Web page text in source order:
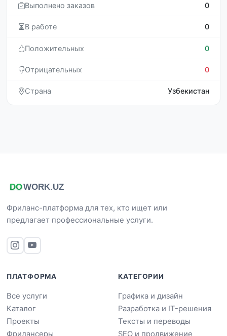
Выполнено заказов 0
В работе 0
Положительных 0
Отрицательных 0
Страна Узбекистан
Фриланс-платформа для тех, кто ищет или
предлагает профессиональные услуги.
ПЛАТФОРМА
Все услуги
Каталог
Проекты
Фрилансеры
КАТЕГОРИИ
Графика и дизайн
Разработка и IT-решения
Тексты и переводы
SEO и продвижение